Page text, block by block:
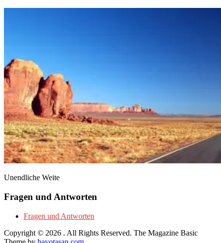
Unendliche Weite
Fragen und Antworten
Fragen und Antworten
Copyright © 2026 . All Rights Reserved. The Magazine Basic